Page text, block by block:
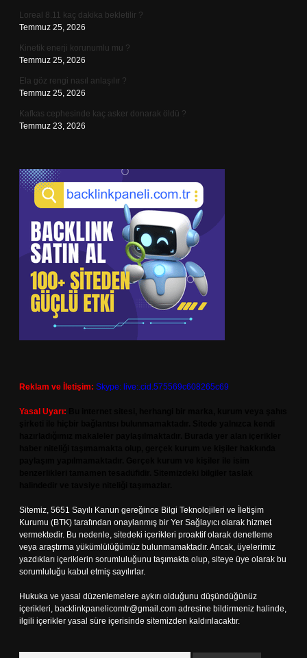
Loreal 8.11 kaç dakika bekletilir ?
Temmuz 25, 2026
Kinetik enerji korunumlu mu ?
Temmuz 25, 2026
Ela göz rengi nasıl anlaşılır ?
Temmuz 25, 2026
Kafkas cephesinde kaç asker donarak öldü ?
Temmuz 23, 2026
Reklam ve İletişim: Skype: live:.cid.575569c608265c69
Yasal Uyarı:
Sitemiz, 5651 Sayılı Kanun gereğince Bilgi Teknolojileri ve İletişim
Kurumu (BTK) tarafından onaylanmış bir Yer Sağlayıcı olarak hizmet
vermektedir. Bu nedenle, sitedeki içerikleri proaktif olarak denetleme
veya araştırma yükümlülüğümüz bulunmamaktadır. Ancak, üyelerimiz
yazdıkları içeriklerin sorumluluğunu taşımakta olup, siteye üye olarak bu
sorumluluğu kabul etmiş sayılırlar.
Hukuka ve yasal düzenlemelere aykırı olduğunu düşündüğünüz
içerikleri, backlinkpanelicomtr@gmail.com adresine bildirmeniz halinde,
ilgili içerikler yasal süre içerisinde sitemizden kaldırılacaktır.